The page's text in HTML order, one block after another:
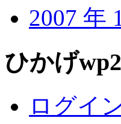
2007 年
ひかげ
ログイ